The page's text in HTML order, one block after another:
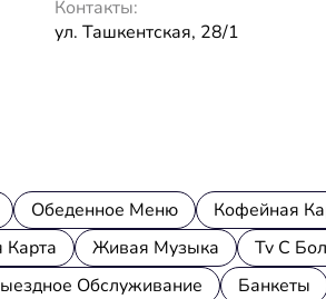
Контакты:
ул. Ташкентская, 28/1
Обеденное Меню Кофейная
Карта Живая Музыка
Tv С
Обслуживание Банкеты